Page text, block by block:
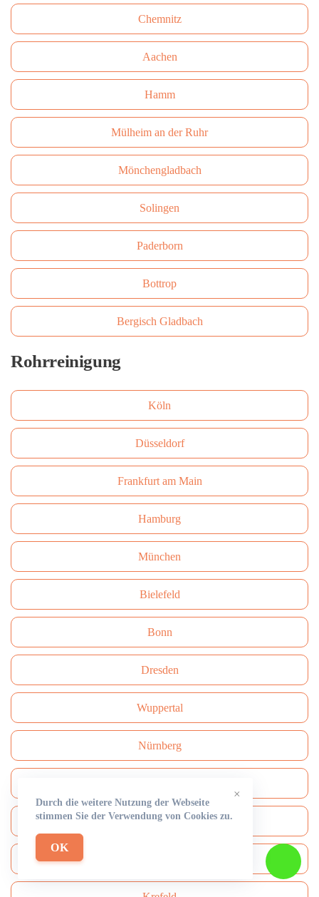
Сhemnitz
Aachen
Hamm
Mülheim an der Ruhr
Mönchengladbach
Solingen
Paderborn
Bottrop
Bergisch Gladbach
Rohrreinigung
Köln
Düsseldorf
Frankfurt am Main
Hamburg
München
Bielefeld
Bonn
Dresden
Wuppertal
Nürnberg
Bochum
×
Durch die weitere Nutzung der Webseite
stimmen Sie der Verwendung von Cookies zu.
OK